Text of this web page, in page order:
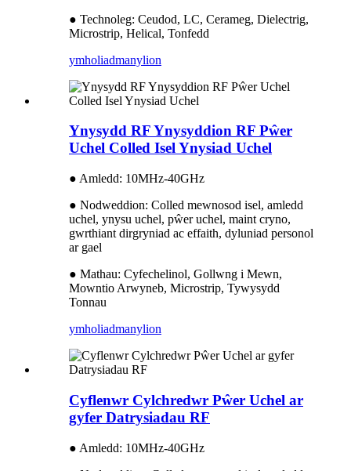
● Technoleg: Ceudod, LC, Cerameg, Dielectrig,
Microstrip, Helical, Tonfedd
ymholiadmanylion
Ynysydd RF Ynysyddion RF Pŵer
Uchel Colled Isel Ynysiad Uchel
● Amledd: 10MHz-40GHz
● Nodweddion: Colled mewnosod isel, amledd
uchel, ynysu uchel, pŵer uchel, maint cryno,
gwrthiant dirgryniad ac effaith, dyluniad personol
ar gael
● Mathau: Cyfechelinol, Gollwng i Mewn,
Mowntio Arwyneb, Microstrip, Tywysydd
Tonnau
ymholiadmanylion
Cyflenwr Cylchredwr Pŵer Uchel ar
gyfer Datrysiadau RF
● Amledd: 10MHz-40GHz